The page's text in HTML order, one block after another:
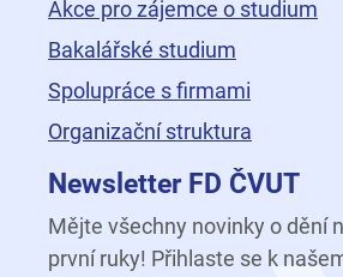
Akce pro zájemce o studium
Bakalářské studium
Spolupráce s firmami
Organizační struktura
Newsletter FD ČVUT
Mějte všechny novinky o dění
první ruky! Přihlaste se k